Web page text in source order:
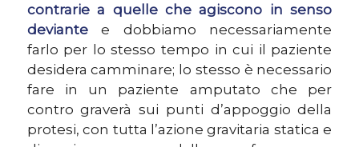
contrarie a quelle che agiscono in senso
deviantee dobbiamo necessariamente
farlo per lo stesso tempo in cui il paziente
desidera camminare; lo stesso è necessario
fare in un paziente amputato che per
contro graverà sui punti d’appoggio della
protesi, con tutta l’azione gravitaria statica e